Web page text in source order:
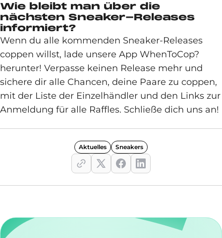
Wie bleibt man über die
nächsten Sneaker-Releases
informiert?
Wenn du alle kommenden Sneaker-Releases
coppen willst, lade unsere App WhenToCop?
herunter! Verpasse keinen Release mehr und
sichere dir alle Chancen, deine Paare zu coppen,
mit der Liste der Einzelhändler und den Links zur
Anmeldung für alle Raffles. Schließe dich uns an!
Aktuelles Sneakers